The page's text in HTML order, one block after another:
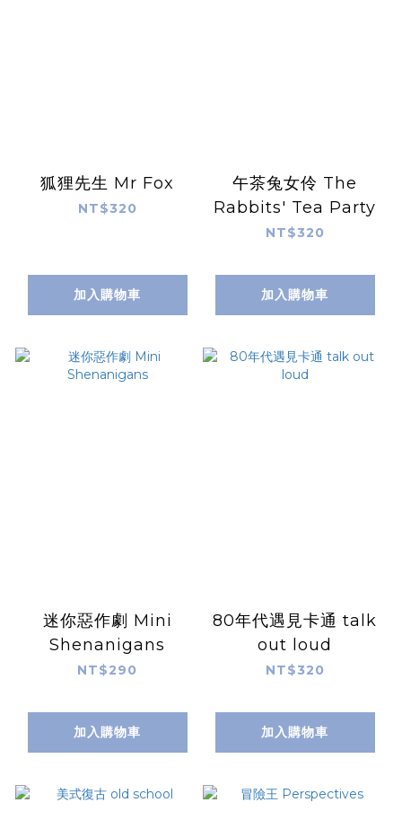
狐狸先生 Mr Fox
NT$320
加入購物車
午茶兔女伶 The
Rabbits' Tea Party
NT$320
加入購物車
迷你惡作劇 Mini
Shenanigans
NT$290
加入購物車
80年代遇見卡通 talk
out loud
NT$320
加入購物車